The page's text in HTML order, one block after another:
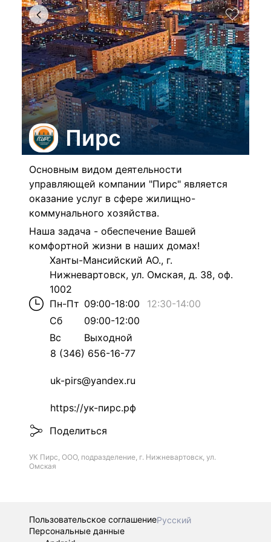
Пирс
Основным видом деятельности
управляющей компании "Пирс" является
оказание услуг в сфере жилищно-
коммунального хозяйства.
Наша задача - обеспечение Вашей
комфортной жизни в наших домах!
Ханты-Мансийский АО., г.
Нижневартовск, ул. Омская, д. 38, оф.
1002
Пн-Пт 09:00-18:00 12:30-14:00
Сб
09:00-12:00
Вс
Выходной
8 (346) 656-16-77
uk-pirs@yandex.ru
https://ук-пирс.рф
Поделиться
УК Пирс, ООО, подразделение, г. Нижневартовск, ул.
Омская
Пользовательское соглашениеРусский
Персональные данные